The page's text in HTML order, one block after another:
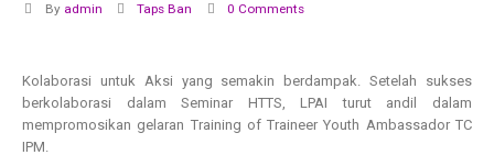
By admin Taps Ban 0 Comments
Kolaborasi untuk Aksi yang semakin berdampak. Setelah sukses
berkolaborasi dalam Seminar HTTS, LPAI turut andil dalam
mempromosikan gelaran Training of Traineer Youth Ambassador TC
IPM.